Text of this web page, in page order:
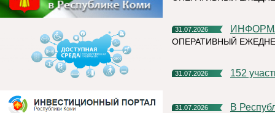
31.07.2026
ОПЕРАТИВНЫЙ
31.07.2026 152
31.07.2026
В Республике Коми участились случаи нахождения и купания